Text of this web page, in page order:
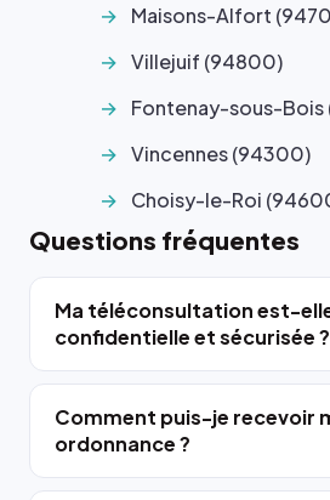
Maisons-Alfort
Villejuif (94800)
Fontenay-sous-Bois
Vincennes (94300)
Choisy-le-Roi
Questions fréquentes
Ma téléconsultation est-
confidentielle et sécurisée ?
Comment puis-je recevoir
ordonnance ?